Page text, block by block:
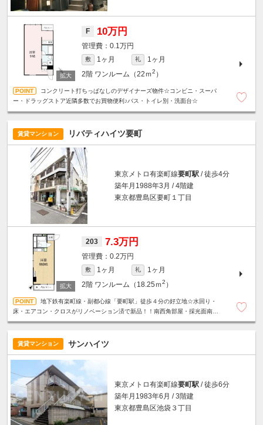
F 10万円
0.1万円
敷 1ヶ月 礼
1ヶ月
2階 ワンルーム（22ｍ2 ）
コンクリート打ちっぱなしのデザイナーズ物件☆コンビニ・スーパ
ー・ドラッグストア近隣多数でお買物便利♪バス・トイレ別・洗面台☆
賃貸マンション リバティハイツ要町
東京メトロ有楽町線要町駅 / 徒歩4分
築年月1988年3月 / 4階建
東京都豊島区要町１丁目
203 7.3万円
0.2万円
敷 1ヶ月 礼
1ヶ月
2階 ワンルーム（18.25ｍ2 ）
地下鉄有楽町線・副都心線「要町駅」徒歩４分の好立地☆水回り・
床・エアコン・クロスがリノベーション済で新品！！南西角部屋・採光面南側
賃貸マンション サンハイツ
東京メトロ有楽町線要町駅 / 徒歩6分
築年月1983年6月 / 3階建
東京都豊島区池袋３丁目